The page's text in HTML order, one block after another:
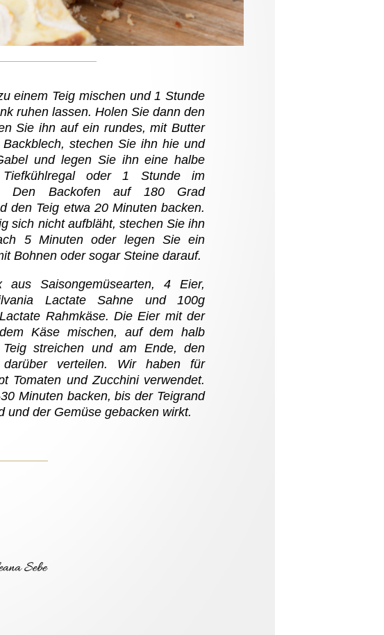
einem Teig mischen und 1 Stunde
ruhen lassen. Holen Sie dann den
Sie ihn auf ein rundes, mit Butter
Backblech, stechen Sie ihn hie und
und legen Sie ihn eine halbe
oder 1 Stunde im
Den Backofen auf 180 Grad
den Teig etwa 20 Minuten backen.
sich nicht aufbläht, stechen Sie ihn
5 Minuten oder legen Sie ein
Bohnen oder sogar Steine darauf.
aus Saisongemüsearten, 4 Eier,
Lactate Sahne und 100g
Rahmkäse. Die Eier mit der
Käse mischen, auf dem halb
Teig streichen und am Ende, den
darüber verteilen. Wir haben für
Tomaten und Zucchini verwendet.
Minuten backen, bis der Teigrand
und der Gemüse gebacken wirkt.